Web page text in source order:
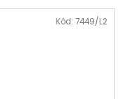
Kód: 7449/L2